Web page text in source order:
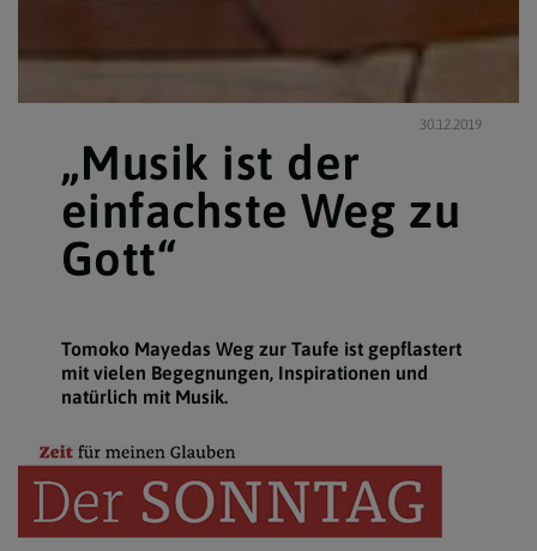
30.12.2019
„Musik ist der
einfachste Weg zu
Gott“
Tomoko Mayedas Weg zur Taufe ist gepflastert
mit vielen Begegnungen, Inspirationen und
natürlich mit Musik.